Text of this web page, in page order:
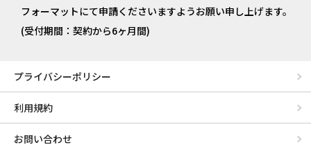
フォーマットにて申請くださいますようお願い申し上げます。
(受付期間：契約から6ヶ月間)
プライバシーポリシー
利用規約
お問い合わせ